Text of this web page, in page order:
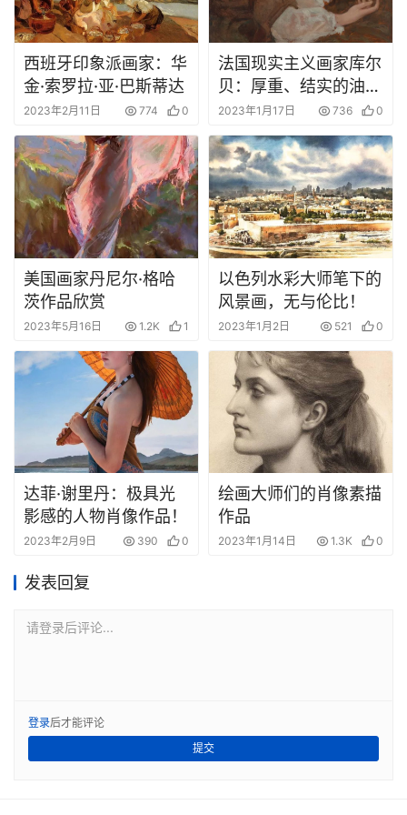
西班牙印象派画家：华
金·索罗拉·亚·巴斯蒂达
2023年2月11日 774 0
法国现实主义画家库尔
贝：厚重、结实的油画
作品
2023年1月17日 736 0
美国画家丹尼尔·格哈
茨作品欣赏
2023年5月16日 1.2K 1
以色列水彩大师笔下的
风景画，无与伦比！
2023年1月2日 521 0
达菲·谢里丹：极具光
影感的人物肖像作品！
2023年2月9日 390 0
绘画大师们的肖像素描
作品
2023年1月14日 1.3K 0
发表回复
请登录后评论...
登录后才能评论
提交